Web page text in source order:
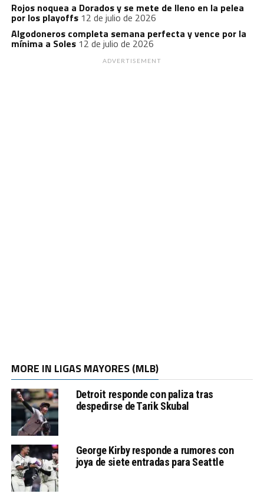
Rojos noquea a Dorados y se mete de lleno en la pelea
por los playoffs 12 de julio de 2026
Algodoneros completa semana perfecta y vence por la
mínima a Soles 12 de julio de 2026
ADVERTISEMENT
MORE IN LIGAS MAYORES (MLB)
Detroit responde con paliza tras
despedirse de Tarik Skubal
George Kirby responde a rumores con
joya de siete entradas para Seattle